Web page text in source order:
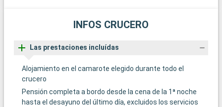
INFOS CRUCERO
Las prestaciones incluídas
Alojamiento en el camarote elegido durante todo el
crucero
Pensión completa a bordo desde la cena de la 1ª noche
hasta el desayuno del último día, excluidos los servicios